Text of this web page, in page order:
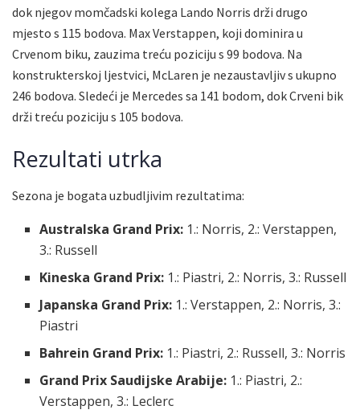
dok njegov momčadski kolega Lando Norris drži drugo
mjesto s 115 bodova. Max Verstappen, koji dominira u
Crvenom biku, zauzima treću poziciju s 99 bodova. Na
konstrukterskoj ljestvici, McLaren je nezaustavljiv s ukupno
246 bodova. Sledeći je Mercedes sa 141 bodom, dok Crveni bik
drži treću poziciju s 105 bodova.
Rezultati utrka
Sezona je bogata uzbudljivim rezultatima:
Australska Grand Prix: 1.: Norris, 2.: Verstappen,
3.: Russell
Kineska Grand Prix: 1.: Piastri, 2.: Norris, 3.: Russell
Japanska Grand Prix: 1.: Verstappen, 2.: Norris, 3.:
Piastri
Bahrein Grand Prix: 1.: Piastri, 2.: Russell, 3.: Norris
Grand Prix Saudijske Arabije: 1.: Piastri, 2.:
Verstappen, 3.: Leclerc